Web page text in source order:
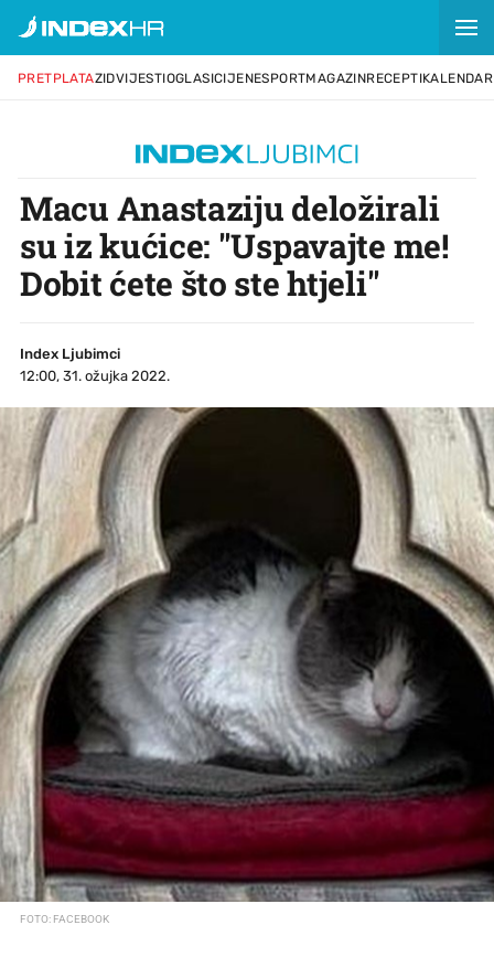
PRETPLATAZIDVIJESTIOGLASICIJENESPORTMAGAZINRECEPTIKALENDAR
Macu Anastaziju deložirali
su iz kućice: "Uspavajte me!
Dobit ćete što ste htjeli"
Index Ljubimci
12:00, 31. ožujka 2022.
FOTO: FACEBOOK